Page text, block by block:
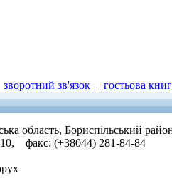
зворотний зв'язок | гостьова
область, Бориспільський
факс: (+38044) 281-84-84